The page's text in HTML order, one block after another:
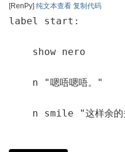
[RenPy] 纯文本查看 复制代码
label start:
    show nero
    n "嗯唔嗯唔。"
n smile "这样余的